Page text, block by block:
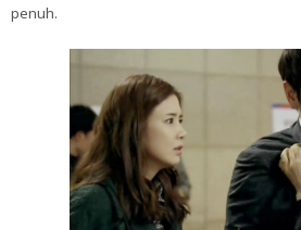
penuh.